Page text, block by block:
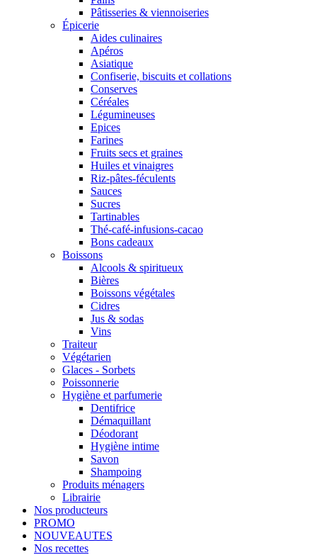
Pâtisseries & viennoiseries
Épicerie
Aides culinaires
Apéros
Asiatique
Confiserie, biscuits et collations
Conserves
Céréales
Légumineuses
Epices
Farines
Fruits secs et graines
Huiles et vinaigres
Riz-pâtes-féculents
Sauces
Sucres
Tartinables
Thé-café-infusions-cacao
Bons cadeaux
Boissons
Alcools & spiritueux
Bières
Boissons végétales
Cidres
Jus & sodas
Vins
Traiteur
Végétarien
Glaces - Sorbets
Poissonnerie
Hygiène et parfumerie
Dentifrice
Démaquillant
Déodorant
Hygiène intime
Savon
Shampoing
Produits ménagers
Librairie
Nos producteurs
PROMO
NOUVEAUTES
Nos recettes